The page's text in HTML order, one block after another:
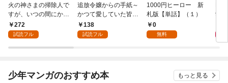
火の神さまの掃除人で
すが、いつの間にか花
嫁として溺愛されてい
ます【単話】（１）
272
試読フル
追放令嬢からの手紙～
かつて愛していた皆さ
まへ 私のことなどお忘
れですか？～【単話】
138
試読フル
1000円ヒーロー 新
札版【単話】（１）
0
無料
9.5
少年マンガのおすすめ本 もっと見る